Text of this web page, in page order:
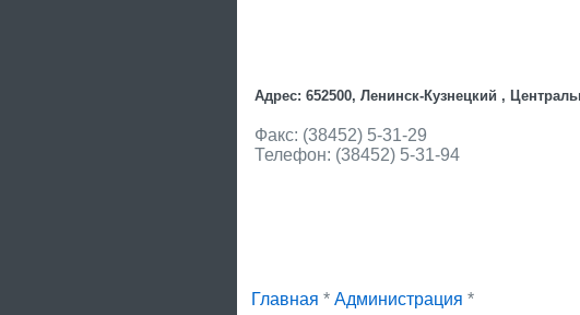
Адрес: 652500, Ленинск-Кузнецкий ,
Факс: (38452) 5-31-29
Телефон: (38452) 5-31-94
Главная * Администрация *